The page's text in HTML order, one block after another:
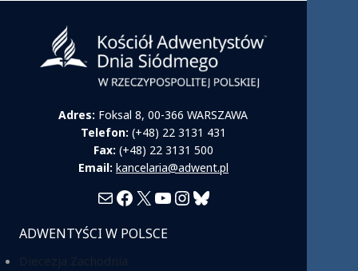
Adres: Foksal 8, 00-366 WARSZAWA
Telefon: (+48) 22 3131 431
Fax: (+48) 22 3131 500
Email: kancelaria@adwent.pl
MailFacebook
X YouTube
Instagram
Bluesky
ADWENTYŚCI W POLSCE